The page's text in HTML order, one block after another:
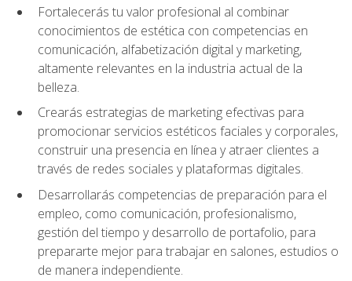
Fortalecerás tu valor profesional al combinar
conocimientos de estética con competencias en
comunicación, alfabetización digital y marketing,
altamente relevantes en la industria actual de la
belleza.
Crearás estrategias de marketing efectivas para
promocionar servicios estéticos faciales y corporales,
construir una presencia en línea y atraer clientes a
través de redes sociales y plataformas digitales.
Desarrollarás competencias de preparación para el
empleo, como comunicación, profesionalismo,
gestión del tiempo y desarrollo de portafolio, para
prepararte mejor para trabajar en salones, estudios o
de manera independiente.